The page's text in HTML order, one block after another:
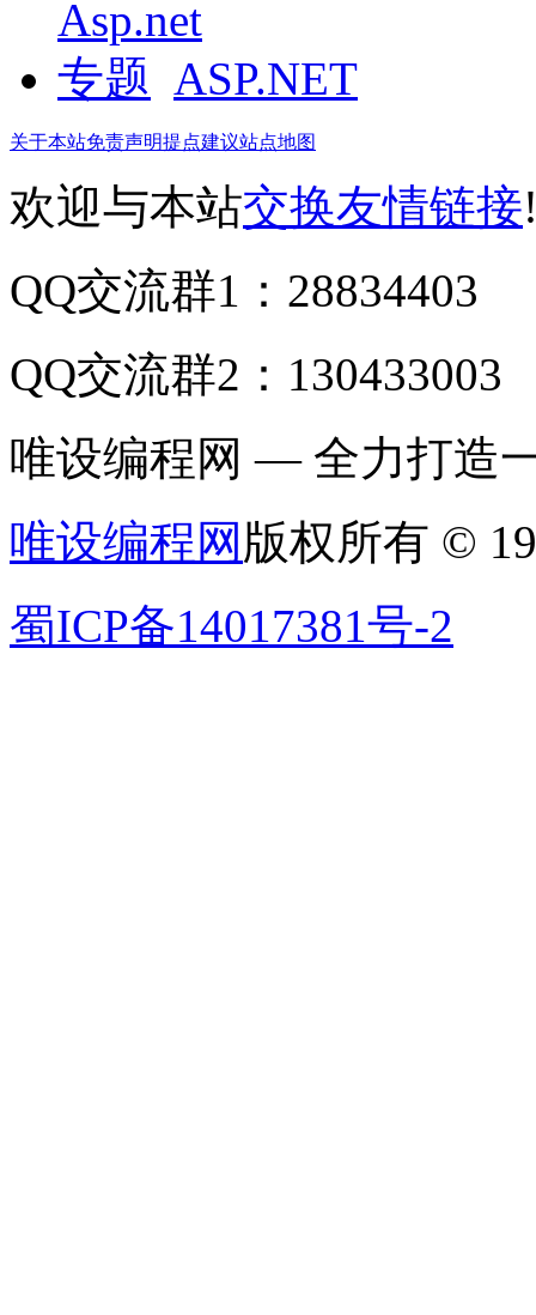
ASP.NET
关于本站免责声明提点建议站点地图
欢迎与本站交换友情链接
QQ交流群1：28834403
QQ交流群2：130433003
唯设编程网 — 全力打造
唯设编程网 版权所有 ©
蜀ICP备14017381号-2